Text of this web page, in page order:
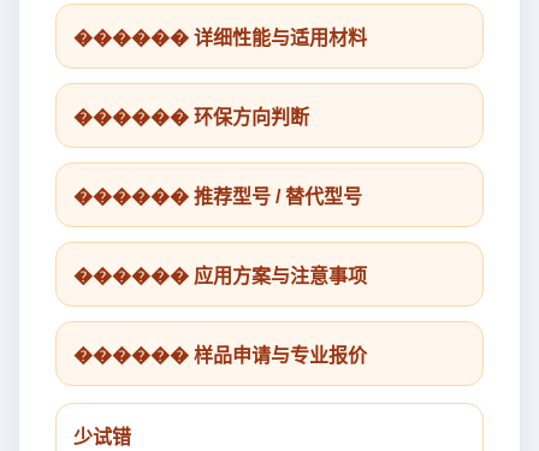
������ 详细性能与适用材料
������ 环保方向判断
������ 推荐型号 / 替代型号
������ 应用方案与注意事项
������ 样品申请与专业报价
少试错